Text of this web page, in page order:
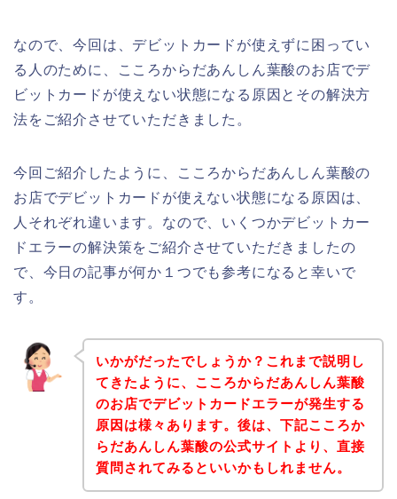
なので、今回は、デビットカードが使えずに困ってい
る人のために、こころからだあんしん葉酸のお店でデ
ビットカードが使えない状態になる原因とその解決方
法をご紹介させていただきました。
今回ご紹介したように、こころからだあんしん葉酸の
お店でデビットカードが使えない状態になる原因は、
人それぞれ違います。なので、いくつかデビットカー
ドエラーの解決策をご紹介させていただきましたの
で、今日の記事が何か１つでも参考になると幸いで
す。
いかがだったでしょうか？これまで説明し
てきたように、こころからだあんしん葉酸
のお店でデビットカードエラーが発生する
原因は様々あります。後は、下記こころか
らだあんしん葉酸の公式サイトより、直接
質問されてみるといいかもしれません。